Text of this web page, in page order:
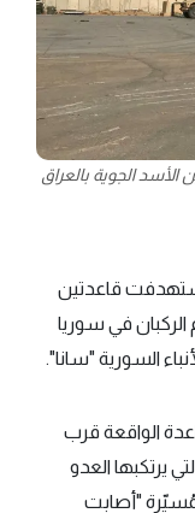
الجوية بالعراق
استهدفت قاعدتين
في سوريا
السورية "سانا".
الواقعة قرب
يرتكبها العدو
"أصابت